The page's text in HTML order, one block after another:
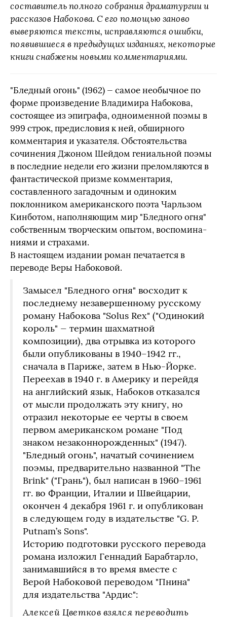
составитель полного собрания драматургии и
рассказов Набокова. С его помощью заново
выверяются тексты, исправляются ошибки,
появившиеся в предыдущих изданиях, некоторые
книги снабжены новыми комментариями.
"Бледный огонь" (1962) — самое необычное по
форме произведение Владимира Набокова,
состоящее из эпиграфа, одноименной поэмы в
999 строк, предисловия к ней, обширного
комментария и указателя. Обстоятельства
сочинения Джоном Шейдом гениальной поэмы
в последние недели его жизни преломляются в
фантастической призме комментария,
составленного загадочным и одиноким
поклонником американского поэта Чарльзом
Кинботом, наполняющим мир "Бледного огня"
собственным творческим опытом, воспомина-
ниями и страхами.
В настоящем издании роман печатается в
переводе Веры Набоковой.
Замысел "Бледного огня" восходит к
последнему незавершенному русскому
роману Набокова "Solus Rex" ("Одинокий
король" — термин шахматной
композиции), два отрывка из которого
были опубликованы в 1940–1942 гг.,
сначала в Париже, затем в Нью-Йорке.
Переехав в 1940 г. в Америку и перейдя
на английский язык, Набоков отказался
от мысли продолжать эту книгу, но
отразил некоторые ее черты в своем
первом американском романе "Под
знаком незаконнорожденных" (1947).
"Бледный огонь", начатый сочинением
поэмы, предварительно названной "The
Brink" ("Грань"), был написан в 1960–1961
гг. во Франции, Италии и Швейцарии,
окончен 4 декабря 1961 г. и опубликован
в следующем году в издательстве "G. P.
Putnam’s Sons".
Историю подготовки русского перевода
романа изложил Геннадий Барабтарло,
занимавшийся в то время вместе с
Верой Набоковой переводом "Пнина"
для издательства "Ардис":
Алексей Цветков взялся переводить